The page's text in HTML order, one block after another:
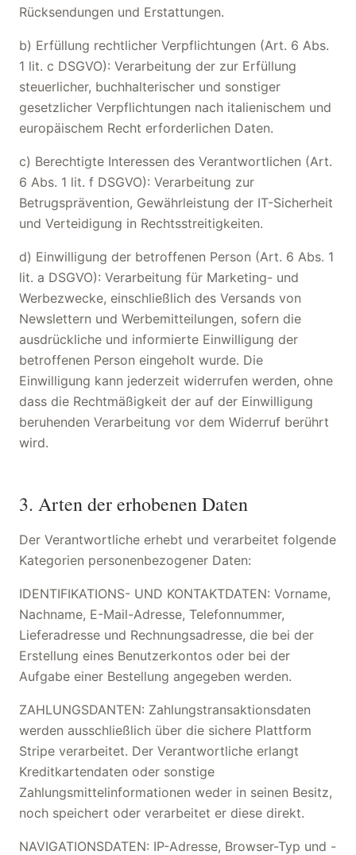
Rücksendungen und Erstattungen.
b) Erfüllung rechtlicher Verpflichtungen (Art. 6 Abs.
1 lit. c DSGVO): Verarbeitung der zur Erfüllung
steuerlicher, buchhalterischer und sonstiger
gesetzlicher Verpflichtungen nach italienischem und
europäischem Recht erforderlichen Daten.
c) Berechtigte Interessen des Verantwortlichen (Art.
6 Abs. 1 lit. f DSGVO): Verarbeitung zur
Betrugsprävention, Gewährleistung der IT-Sicherheit
und Verteidigung in Rechtsstreitigkeiten.
d) Einwilligung der betroffenen Person (Art. 6 Abs. 1
lit. a DSGVO): Verarbeitung für Marketing- und
Werbezwecke, einschließlich des Versands von
Newslettern und Werbemitteilungen, sofern die
ausdrückliche und informierte Einwilligung der
betroffenen Person eingeholt wurde. Die
Einwilligung kann jederzeit widerrufen werden, ohne
dass die Rechtmäßigkeit der auf der Einwilligung
beruhenden Verarbeitung vor dem Widerruf berührt
wird.
3. Arten der erhobenen Daten
Der Verantwortliche erhebt und verarbeitet folgende
Kategorien personenbezogener Daten:
IDENTIFIKATIONS- UND KONTAKTDATEN: Vorname,
Nachname, E-Mail-Adresse, Telefonnummer,
Lieferadresse und Rechnungsadresse, die bei der
Erstellung eines Benutzerkontos oder bei der
Aufgabe einer Bestellung angegeben werden.
ZAHLUNGSDANTEN: Zahlungstransaktionsdaten
werden ausschließlich über die sichere Plattform
Stripe verarbeitet. Der Verantwortliche erlangt
Kreditkartendaten oder sonstige
Zahlungsmittelinformationen weder in seinen Besitz,
noch speichert oder verarbeitet er diese direkt.
NAVIGATIONSDATEN: IP-Adresse, Browser-Typ und -